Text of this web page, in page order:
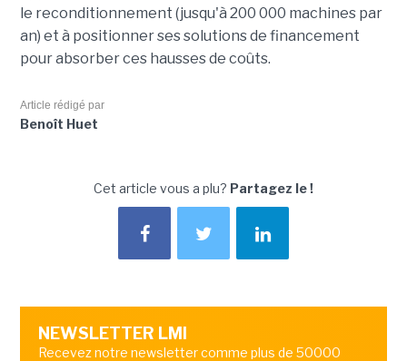
le reconditionnement (jusqu'à 200 000 machines par
an) et à positionner ses solutions de financement
pour absorber ces hausses de coûts.
Article rédigé par
Benoît Huet
Cet article vous a plu? Partagez le !
NEWSLETTER LMI
Recevez notre newsletter comme plus de 50000